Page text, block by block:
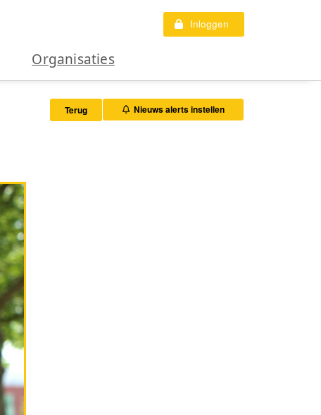
Inloggen
Organisaties
Terug Nieuws alerts instellen